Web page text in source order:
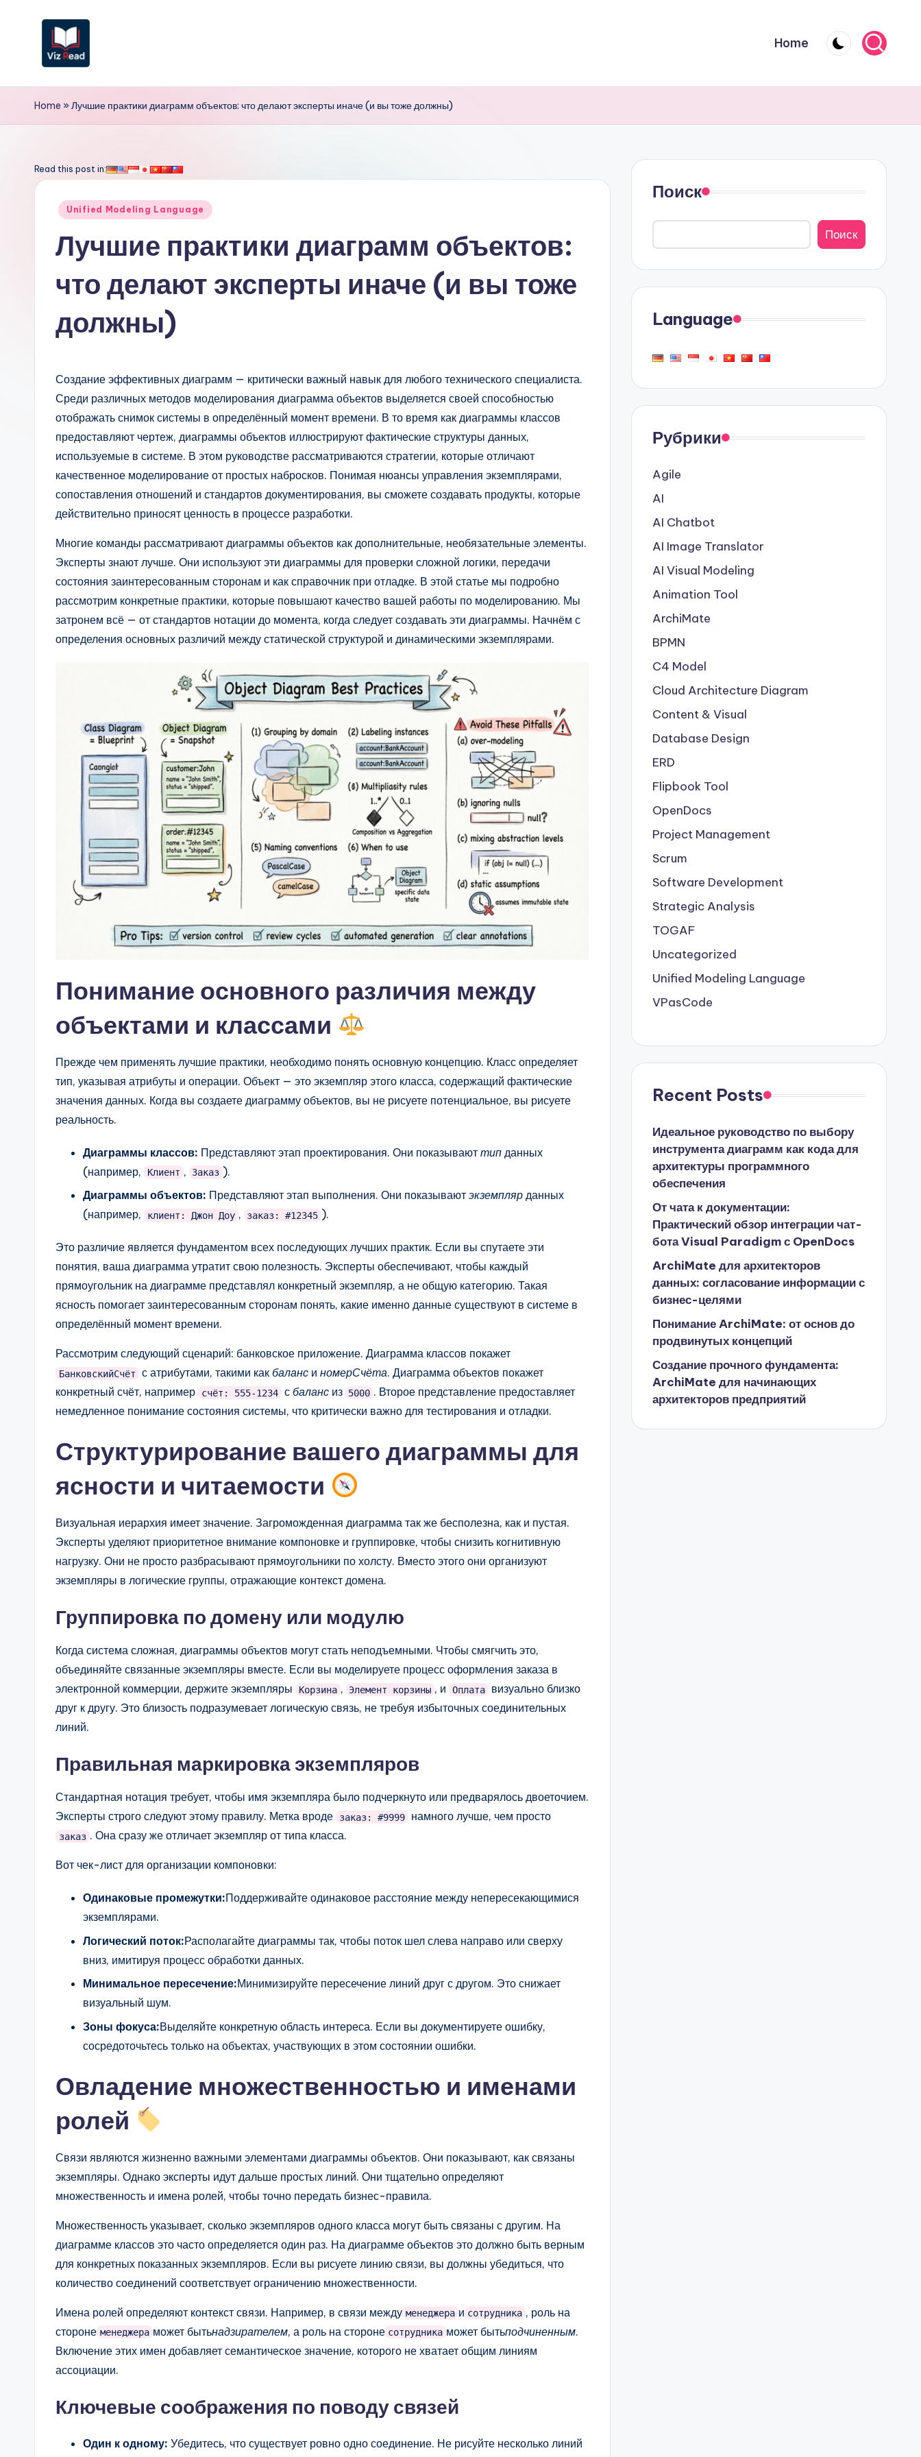
V
iz
e
si
A
ft
w
Home
Home »Лучшие практики диаграмм объектов: что делают эксперты иначе (и вы тоже должны)
Read this post in:
Опубликовано
Unified Modeling Language
Лучшие практики диаграмм объектов:
что делают эксперты иначе (и вы тоже
должны)
Создание эффективных диаграмм — критически важный навык для любого технического специалиста.
Среди различных методов моделирования диаграмма объектов выделяется своей способностью
отображать снимок системы в определённый момент времени. В то время как диаграммы классов
предоставляют чертеж, диаграммы объектов иллюстрируют фактические структуры данных,
используемые в системе. В этом руководстве рассматриваются стратегии, которые отличают
качественное моделирование от простых набросков. Понимая нюансы управления экземплярами,
сопоставления отношений и стандартов документирования, вы сможете создавать продукты, которые
действительно приносят ценность в процессе разработки.
Многие команды рассматривают диаграммы объектов как дополнительные, необязательные элементы.
Эксперты знают лучше. Они используют эти диаграммы для проверки сложной логики, передачи
состояния заинтересованным сторонам и как справочник при отладке. В этой статье мы подробно
рассмотрим конкретные практики, которые повышают качество вашей работы по моделированию. Мы
затронем всё — от стандартов нотации до момента, когда следует создавать эти диаграммы. Начнём с
определения основных различий между статической структурой и динамическими экземплярами.
Понимание основного различия между
объектами и классами
Прежде чем применять лучшие практики, необходимо понять основную концепцию. Класс определяет
тип, указывая атрибуты и операции. Объект — это экземпляр этого класса, содержащий фактические
значения данных. Когда вы создаете диаграмму объектов, вы не рисуете потенциальное, вы рисуете
реальность.
Диаграммы классов: Представляют этап проектирования. Они показывают тип данных
(например,
Клиент , Заказ ).
Диаграммы объектов: Представляют этап выполнения. Они показывают экземпляр данных
(например,
клиент: Джон Доу , заказ: #12345 ).
Это различие является фундаментом всех последующих лучших практик. Если вы спутаете эти
понятия, ваша диаграмма утратит свою полезность. Эксперты обеспечивают, чтобы каждый
прямоугольник на диаграмме представлял конкретный экземпляр, а не общую категорию. Такая
ясность помогает заинтересованным сторонам понять, какие именно данные существуют в системе в
определённый момент времени.
Рассмотрим следующий сценарий: банковское приложение. Диаграмма классов покажет
БанковскийСчёт с атрибутами, такими как баланси номерСчёта. Диаграмма объектов покажет
конкретный счёт, например
счёт: 555-1234 с балансиз 5000 . Второе представление предоставляет
немедленное понимание состояния системы, что критически важно для тестирования и отладки.
Структурирование вашего диаграммы для
ясности и читаемости
Визуальная иерархия имеет значение. Загроможденная диаграмма так же бесполезна, как и пустая.
Эксперты уделяют приоритетное внимание компоновке и группировке, чтобы снизить когнитивную
нагрузку. Они не просто разбрасывают прямоугольники по холсту. Вместо этого они организуют
экземпляры в логические группы, отражающие контекст домена.
Группировка по домену или модулю
Когда система сложная, диаграммы объектов могут стать неподъемными. Чтобы смягчить это,
объединяйте связанные экземпляры вместе. Если вы моделируете процесс оформления заказа в
электронной коммерции, держите экземпляры
Корзина , Элемент корзины , и Оплата
визуально близко
друг к другу. Это близость подразумевает логическую связь, не требуя избыточных соединительных
линий.
Правильная маркировка экземпляров
Стандартная нотация требует, чтобы имя экземпляра было подчеркнуто или предварялось двоеточием.
Эксперты строго следуют этому правилу. Метка вроде
заказ: #9999 намного лучше, чем просто
заказ . Она сразу же отличает экземпляр от типа класса.
Вот чек-лист для организации компоновки:
Одинаковые промежутки:Поддерживайте одинаковое расстояние между непересекающимися
экземплярами.
Логический поток:Располагайте диаграммы так, чтобы поток шел слева направо или сверху
вниз, имитируя процесс обработки данных.
Минимальное пересечение:Минимизируйте пересечение линий друг с другом. Это снижает
визуальный шум.
Зоны фокуса:Выделяйте конкретную область интереса. Если вы документируете ошибку,
сосредоточьтесь только на объектах, участвующих в этом состоянии ошибки.
Овладение множественностью и именами
ролей
Связи являются жизненно важными элементами диаграммы объектов. Они показывают, как связаны
экземпляры. Однако эксперты идут дальше простых линий. Они тщательно определяют
множественность и имена ролей, чтобы точно передать бизнес-правила.
Множественность указывает, сколько экземпляров одного класса могут быть связаны с другим. На
диаграмме классов это часто определяется один раз. На диаграмме объектов это должно быть верным
для конкретных показанных экземпляров. Если вы рисуете линию связи, вы должны убедиться, что
количество соединений соответствует ограничению множественности.
Имена ролей определяют контекст связи. Например, в связи между менеджера и сотрудника , роль на
стороне менеджера может бытьнадзирателем, а роль на стороне сотрудника может бытьподчиненным.
Включение этих имен добавляет семантическое значение, которого не хватает общим линиям
ассоциации.
Ключевые соображения по поводу связей
Один к одному: Убедитесь, что существует ровно одно соединение. Не рисуйте несколько линий
Поиск
Поиск
Language
Рубрики
Agile
AI
AI Chatbot
AI Image Translator
AI Visual Modeling
Animation Tool
ArchiMate
BPMN
C4 Model
Cloud Architecture Diagram
Content & Visual
Database Design
ERD
Flipbook Tool
OpenDocs
Project Management
Scrum
Software Development
Strategic Analysis
TOGAF
Uncategorized
Unified Modeling Language
VPasCode
Recent Posts
Идеальное руководство по выбору
инструмента диаграмм как кода для
архитектуры программного
обеспечения
От чата к документации:
Практический обзор интеграции чат-
бота Visual Paradigm с OpenDocs
ArchiMate для архитекторов
данных: согласование информации с
бизнес-целями
Понимание ArchiMate: от основ до
продвинутых концепций
Создание прочного фундамента:
ArchiMate для начинающих
архитекторов предприятий